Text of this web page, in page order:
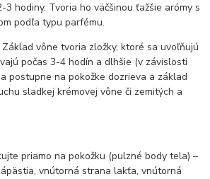
hodiny. Tvoria ho väčšinou ťažšie arómy s
podľa typu parfému.
Základ vône tvoria zložky, ktoré sa uvoľňujú
počas 3-4 hodín a dlhšie (v závislosti
postupne na pokožke dozrieva a základ
sladkej krémovej vône či zemitých a
priamo na pokožku (pulzné body tela) –
vnútorná strana lakťa, vnútorná